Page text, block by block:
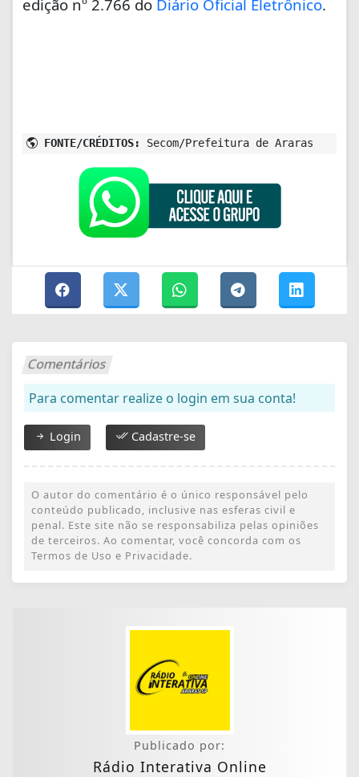
edição nº 2.766 do Diário Oficial Eletrônico.
FONTE/CRÉDITOS: Secom/Prefeitura de Araras
Comentários
Para comentar realize o login em sua conta!
Login Cadastre-se
O autor do comentário é o único responsável pelo
conteúdo publicado, inclusive nas esferas civil e
penal. Este site não se responsabiliza pelas opiniões
de terceiros. Ao comentar, você concorda com os
Termos de Uso e Privacidade.
Publicado por:
Rádio Interativa Online